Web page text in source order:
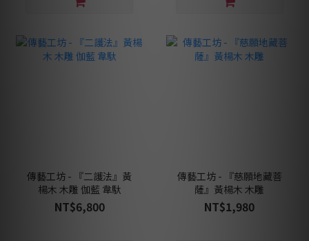
傳藝工坊 - 『二護法』黃
楊木 木雕 伽藍 韋馱
NT$6,800
傳藝工坊 - 『慈願地藏菩
薩』黃楊木 木雕
NT$1,980